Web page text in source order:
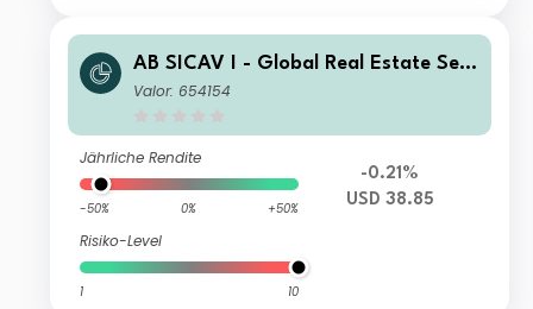
AB SICAV I - Global Real Estate Sec
urities Portfolio I Acc
Valor: 654154
Jährliche Rendite
-50% 0% +50%
Risiko-Level
1 10
-0.21%
USD 38.85